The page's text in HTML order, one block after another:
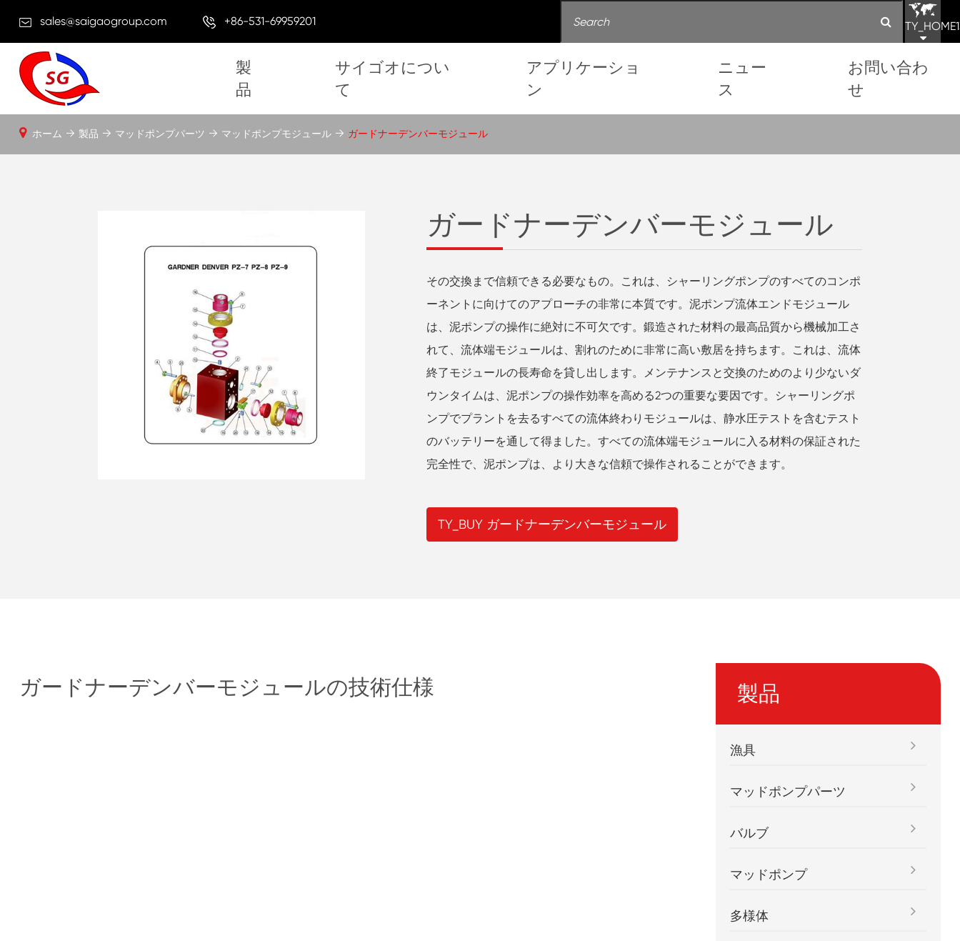
sales@saigaogroup.com +86-531-69959201
製
品
サイゴオについ
て
アプリケーショ
ン
ニュー
ス
お問い合わ
せ
ガードナーデンバーモジュール
その交換まで信頼できる必要なもの。これは、シャーリングポンプのすべてのコンポ
ーネントに向けてのアプローチの非常に本質です。泥ポンプ流体エンドモジュール
は、泥ポンプの操作に絶対に不可欠です。鍛造された材料の最高品質から機械加工さ
れて、流体端モジュールは、割れのために非常に高い敷居を持ちます。これは、流体
終了モジュールの長寿命を貸し出します。メンテナンスと交換のためのより少ないダ
ウンタイムは、泥ポンプの操作効率を高める2つの重要な要因です。シャーリングポ
ンプでプラントを去るすべての流体終わりモジュールは、静水圧テストを含むテスト
のバッテリーを通して得ました。すべての流体端モジュールに入る材料の保証された
完全性で、泥ポンプは、より大きな信頼で操作されることができます。
TY_BUY ガードナーデンバーモジュール
ホーム 製品 マッドポンプパーツ マッドポンプモジュール ガードナーデンバーモジュール
ガードナーデンバーモジュールの技術仕様 製品
漁具
マッドポンプパーツ
バルブ
マッドポンプ
多様体